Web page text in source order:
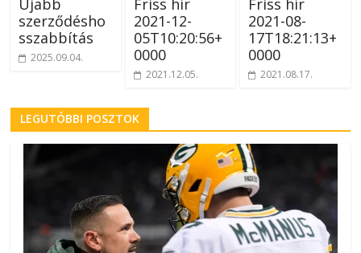
Újabb
szerződésho
sszabbítás
2025.09.04.
Friss hír
2021-12-
05T10:20:56+
0000
2021.12.05.
Friss hír
2021-08-
17T18:21:13+
0000
2021.08.17.
LEGUTÓBBI POSZTOK